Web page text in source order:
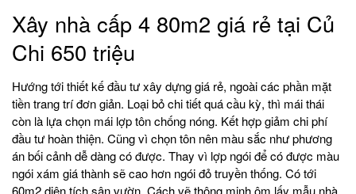
Xây nhà cấp 4 80m2 giá rẻ tại Củ
Chi 650 triệu
Hướng tới thiết kế đầu tư xây dựng giá rẻ, ngoài các phần mặt
tiền trang trí đơn giản. Loại bỏ chi tiết quá cầu kỳ, thì mái thái
còn là lựa chọn mái lợp tôn chống nóng. Kết hợp giảm chi phí
đầu tư hoàn thiện. Cũng vì chọn tôn nên màu sắc như phương
án bối cảnh dễ dàng có được. Thay vì lợp ngói để có được màu
ngói xám giá thành sẽ cao hơn ngói đỏ truyền thống. Có tới
60m2 diện tích sân vườn. Cách vẽ thông minh ôm lấy mẫu nhà